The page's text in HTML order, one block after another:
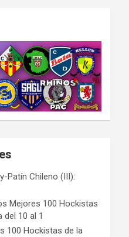
Patín Chileno (III):
Mejores 100 Hockistas
del 10 al 1
100 Hockistas de la